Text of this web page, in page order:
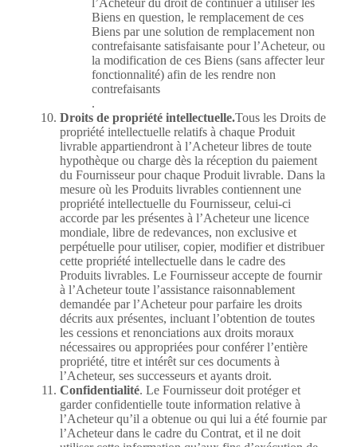
l’Acheteur du droit de continuer à utiliser les
Biens en question, le remplacement de ces
Biens par une solution de remplacement non
contrefaisante satisfaisante pour l’Acheteur, ou
la modification de ces Biens (sans affecter leur
fonctionnalité) afin de les rendre non
contrefaisants
.
Droits de propriété intellectuelle.Tous les Droits de
propriété intellectuelle relatifs à chaque Produit
livrable appartiendront à l’Acheteur libres de toute
hypothèque ou charge dès la réception du paiement
du Fournisseur pour chaque Produit livrable. Dans la
mesure où les Produits livrables contiennent une
propriété intellectuelle du Fournisseur, celui-ci
accorde par les présentes à l’Acheteur une licence
mondiale, libre de redevances, non exclusive et
perpétuelle pour utiliser, copier, modifier et distribuer
cette propriété intellectuelle dans le cadre des
Produits livrables. Le Fournisseur accepte de fournir
à l’Acheteur toute l’assistance raisonnablement
demandée par l’Acheteur pour parfaire les droits
décrits aux présentes, incluant l’obtention de toutes
les cessions et renonciations aux droits moraux
nécessaires ou appropriées pour conférer l’entière
propriété, titre et intérêt sur ces documents à
l’Acheteur, ses successeurs et ayants droit.
Confidentialité. Le Fournisseur doit protéger et
garder confidentielle toute information relative à
l’Acheteur qu’il a obtenue ou qui lui a été fournie par
l’Acheteur dans le cadre du Contrat, et il ne doit